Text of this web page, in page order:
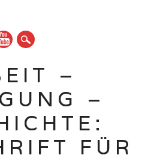
–
–
FÜR